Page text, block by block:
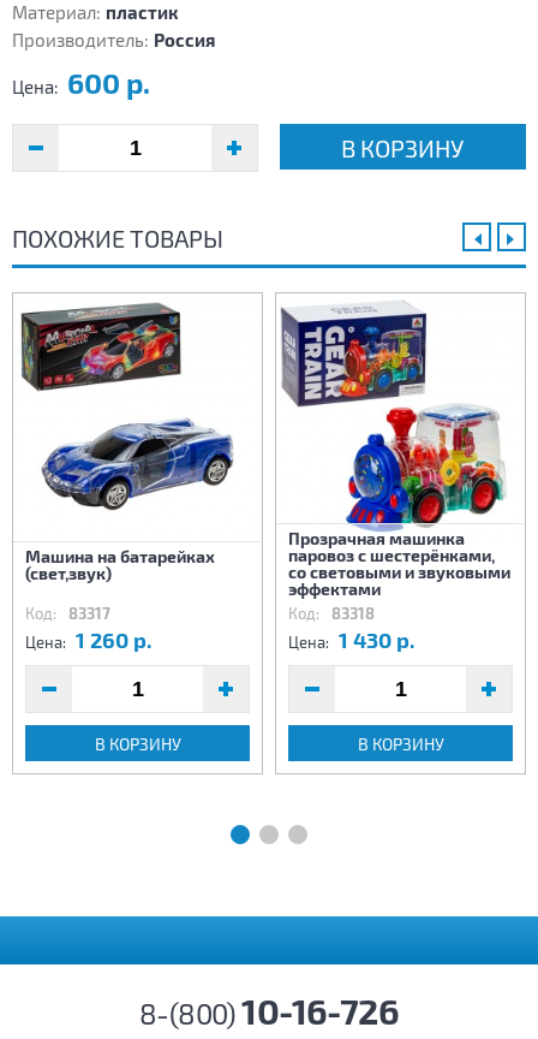
Материал: пластик
Производитель: Россия
Цена: 600 р.
В КОРЗИНУ
ПОХОЖИЕ ТОВАРЫ
Машина на батарейках
(свет,звук)
Код: 83317
Цена: 1 260 р.
В КОРЗИНУ
Прозрачная машинка
паровоз с шестерёнками,
со световыми и звуковыми
эффектами
Код: 83318
Цена: 1 430 р.
В КОРЗИНУ
8-(800)10-16-726